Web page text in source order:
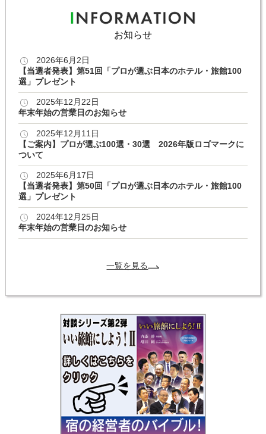
お知らせ
2026年6月2日
【当選者発表】第51回「プロが選ぶ日本のホテル・旅館100
選」プレゼント
2025年12月22日
年末年始の営業日のお知らせ
2025年12月11日
【ご案内】プロが選ぶ100選・30選 2026年版ロゴマークに
ついて
2025年6月17日
【当選者発表】第50回「プロが選ぶ日本のホテル・旅館100
選」プレゼント
2024年12月25日
年末年始の営業日のお知らせ
一覧を見る